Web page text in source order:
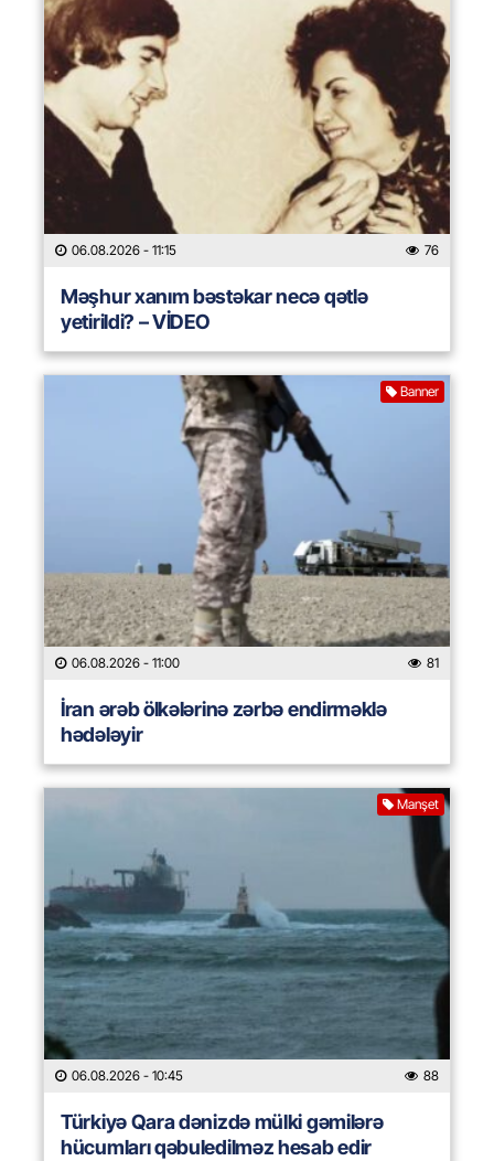
06.08.2026 - 11:15 76
Məşhur xanım bəstəkar necə qətlə
yetirildi? – VİDEO
Banner
06.08.2026 - 11:00 81
İran ərəb ölkələrinə zərbə endirməklə
hədələyir
Manşet
06.08.2026 - 10:45 88
Türkiyə Qara dənizdə mülki gəmilərə
hücumları qəbuledilməz hesab edir